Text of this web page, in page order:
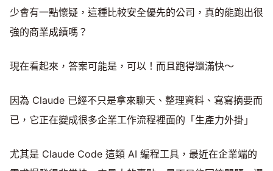
少會有一點懷疑，這種比較安全優先的公司，真的能跑出很
強的商業成績嗎？
現在看起來，答案可能是，可以！而且跑得還滿快～
因為 Claude 已經不只是拿來聊天、整理資料、寫寫摘要而
已，它正在變成很多企業工作流程裡面的「生產力外掛」
尤其是 Claude Code 這類 AI 編程工具，最近在企業端的